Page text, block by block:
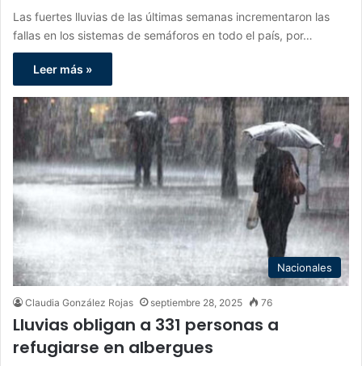
Las fuertes lluvias de las últimas semanas incrementaron las
fallas en los sistemas de semáforos en todo el país, por…
Leer más »
Nacionales
Claudia González Rojas septiembre 28, 2025 76
Lluvias obligan a 331 personas a
refugiarse en albergues